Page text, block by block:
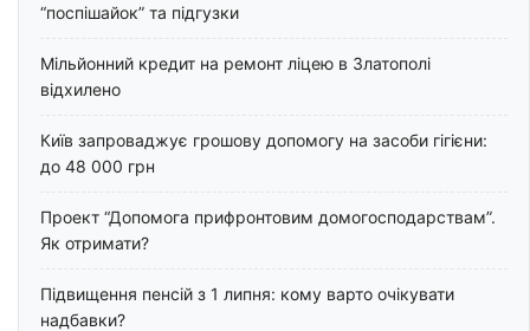
“поспішайок” та підгузки
Мільйонний кредит на ремонт ліцею в Златополі
відхилено
Київ запроваджує грошову допомогу на засоби гігієни:
до 48 000 грн
Проект “Допомога прифронтовим домогосподарствам”.
Як отримати?
Підвищення пенсій з 1 липня: кому варто очікувати
надбавки?